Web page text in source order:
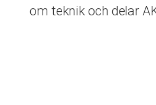
om teknik och delar